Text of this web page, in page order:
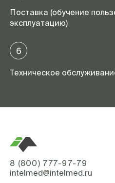
Поставка (обучение
эксплуатацию)
6
Техническое
8 (800) 777-97-79
intelmed@intelmed.ru